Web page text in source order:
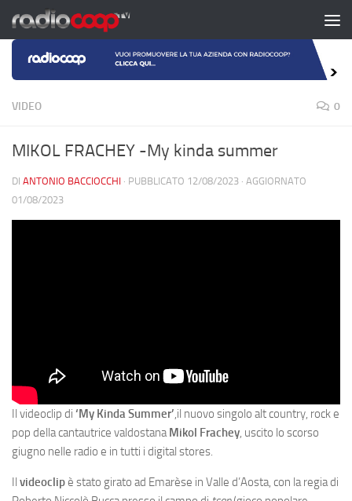
Salta al contenuto
VIDEO 0
MIKOL FRACHEY -My kinda summer
DI ANTONIO BACCIOCCHI · PUBBLICATO 12/08/2023 · AGGIORNATO
01/08/2023
Il videoclip di ‘My Kinda Summer’,il nuovo singolo alt country, rock e
pop della cantautrice valdostanaMikol Frachey, uscito lo scorso
giugno nelle radio e in tutti i digital stores.
Il videoclipè stato girato ad Emarèse in Valle d’Aosta, con la regia di